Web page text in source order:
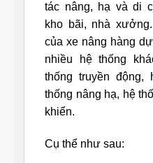
tác nâng, hạ và di
kho bãi, nhà
của xe nâng hàng
nhiều hệ thống
thống truyền
thống nâng hạ, hệ
khiển.
Cụ thể như sau: